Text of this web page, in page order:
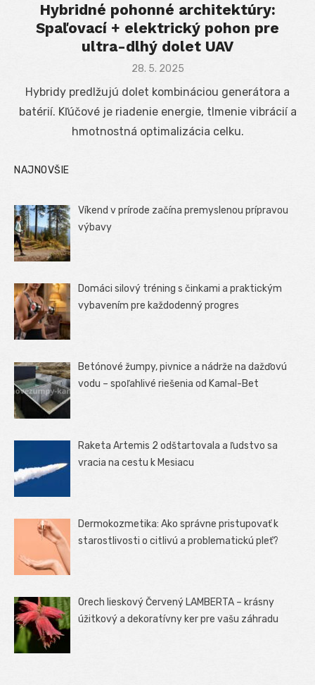
Hybridné pohonné architektúry:
Spaľovací + elektrický pohon pre
ultra-dlhý dolet UAV
Posted
28. 5. 2025
Hybridy predlžujú dolet kombináciou generátora a
batérií. Kľúčové je riadenie energie, tlmenie vibrácií a
hmotnostná optimalizácia celku.
NAJNOVŠIE
Víkend v prírode začína premyslenou prípravou
výbavy
Domáci silový tréning s činkami a praktickým
vybavením pre každodenný progres
Betónové žumpy, pivnice a nádrže na dažďovú
vodu – spoľahlivé riešenia od Kamal-Bet
Raketa Artemis 2 odštartovala a ľudstvo sa
vracia na cestu k Mesiacu
Dermokozmetika: Ako správne pristupovať k
starostlivosti o citlivú a problematickú pleť?
Orech lieskový Červený LAMBERTA – krásny
úžitkový a dekoratívny ker pre vašu záhradu